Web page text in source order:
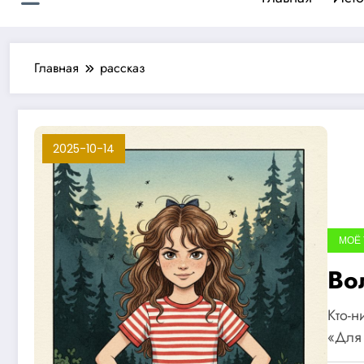
Главная рассказ
2025-10-14
МОЁ
Кто-
«Для